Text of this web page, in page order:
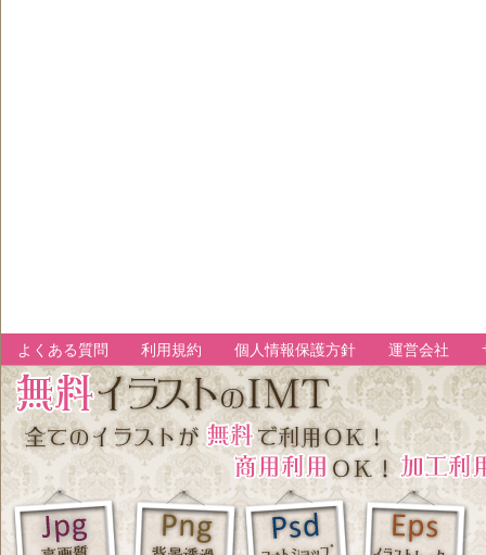
よくある質問 利用規約 個人情報保護方針 運営会社